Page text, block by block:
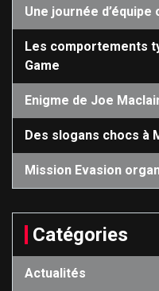
Une journée
Les comportements
Game
Enigme de Joe
Des slogans chocs à
Mission Evasion
Catégories
Actualités